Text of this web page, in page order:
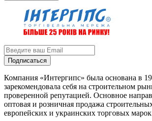
Подписаться
Компания «Интергипс» была основана в
зарекомендовала себя на строительном
проверенной репутацией. Основное
оптовая и розничная продажа
европейских и украинских торговых